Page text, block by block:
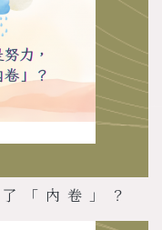
「內卷」？